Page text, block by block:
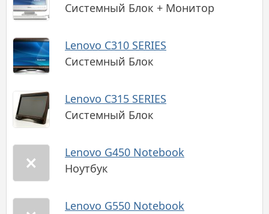
Системный Блок + Монитор
Lenovo C310 SERIES
Системный Блок
Lenovo C315 SERIES
Системный Блок
Lenovo G450 Notebook
Ноутбук
Lenovo G550 Notebook